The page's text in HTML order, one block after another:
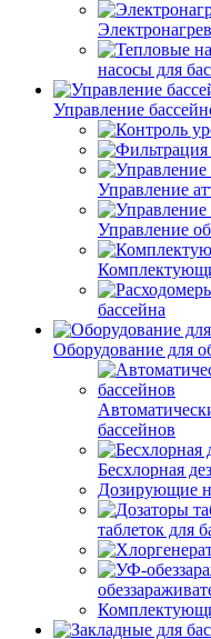
насосы для
Управление
Управление
Управление
бассейна
Оборудование для
бассейнов
Беcхлорная
Дозирующие
таблеток для